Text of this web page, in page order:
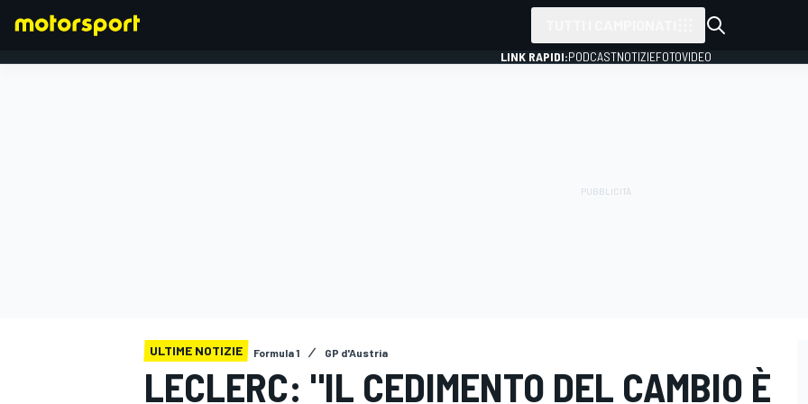
LINK RAPIDI:PODCASTNOTIZIEFOTOVIDEO
ULTIME NOTIZIE Formula 1 GP d'Austria
LECLERC: "IL CEDIMENTO DEL CAMBIO È